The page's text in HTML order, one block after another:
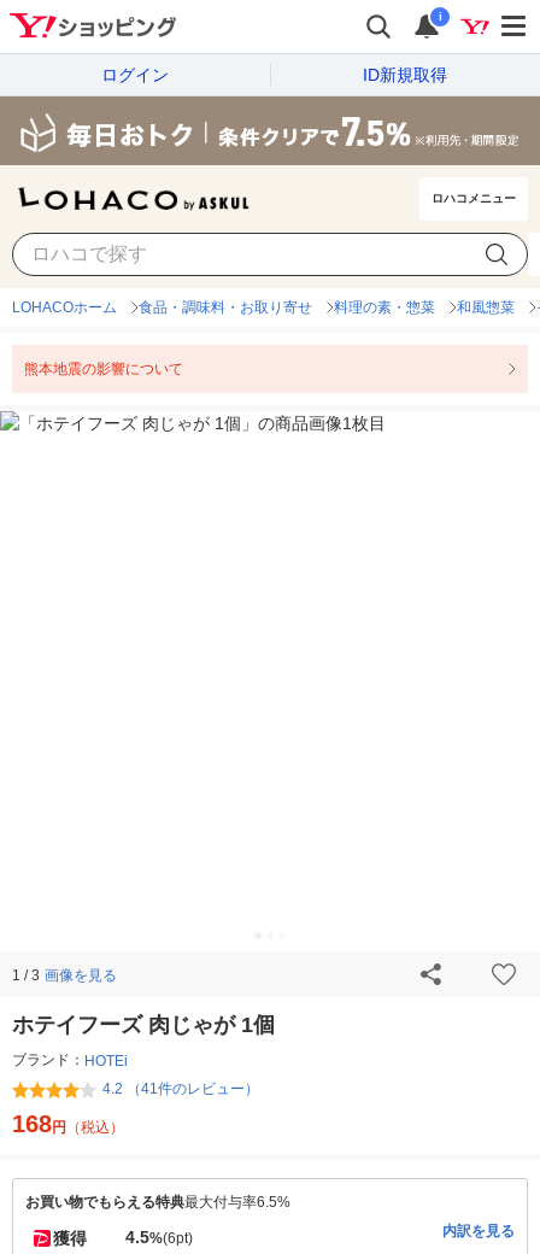
i
ログイン ID新規取得
ロハコメニュー
LOHACOホーム 食品・調味料・お取り寄せ 料理の素・惣菜 和風惣菜
熊本地震の影響について
1 / 3 画像を見る
ホテイフーズ 肉じゃが 1個
ブランド： HOTEi
4.2 （41件のレビュー）
168円 （税込）
お買い物でもらえる特典最大付与率6.5%
獲得 4.5%(6pt) 内訳を見る